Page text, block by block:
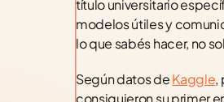
título universitario
modelos útiles y
lo que sabés hacer, no
Según datos de Kaggle,
consiguieron su primer